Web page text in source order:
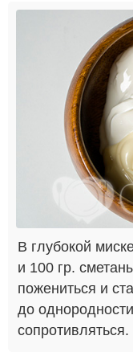
В глубокой
и 100 гр.
пожениться и
до
сопротивляться.